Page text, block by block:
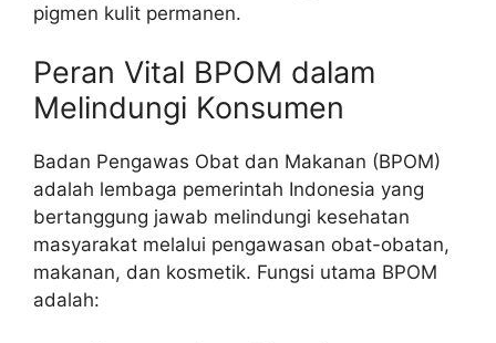
pigmen kulit permanen.
Peran Vital BPOM dalam
Melindungi Konsumen
Badan Pengawas Obat dan Makanan (BPOM)
adalah lembaga pemerintah Indonesia yang
bertanggung jawab melindungi kesehatan
masyarakat melalui pengawasan obat-obatan,
makanan, dan kosmetik. Fungsi utama BPOM
adalah: